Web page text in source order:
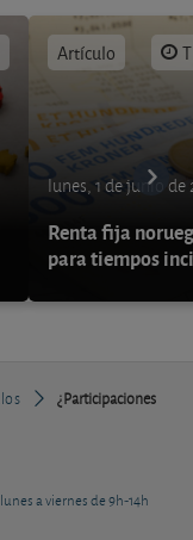
Artículo
lunes, 1 de junio de
Renta fija
para tiempos
¿Participaciones
a viernes de 9h-14h